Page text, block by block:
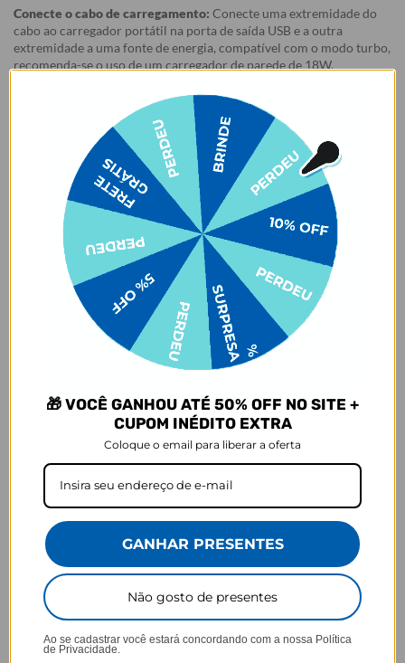
Conecte o cabo de carregamento: Conecte uma extremidade do
cabo ao carregador portátil na porta de saída USB e a outra
extremidade a uma fonte de energia, compatível com o modo turbo,
recomenda-se o uso de um carregador de parede de 18W.
Tempo
estimado
(carga
completa)
Watts
(potência)
Recomendação
5h 42min
5W
5V2.6A
4h 18min
10W
(turbo)
3h 33min 18W
12V1.5A
3h 24min 18W
Nosso carregador portátil oferece um carregamento turbo quando
você o conecta usando o cabo USB-C e uma tomada com mais de
18W. Além disso, ele pode carregar rapidamente até 20W quando
compatível (confira no manual do seu celular).
Verifique as luzes indicadoras:Ao conectar o carregador à uma
fonte de energia, as luzes indicadoras mostram o nível de carga,
indicando que o carregamento está em andamento.
Aguarde o carregamento completo:
Deixe o carregador portátil
carregado.
Desconecte o carregador portátil:
Uma vez que o carregador
portátil esteja completamente carregado, desconecte-o da fonte de
energia. Agora ele está pronto para ser usado para carregar seus
smartphones.
iOS ANDROID
🎁 VOCÊ GANHOU ATÉ 50% OFF NO SITE +
CUPOM INÉDITO EXTRA
Coloque o email para liberar a oferta
GANHAR PRESENTES
Não gosto de presentes
Ao se cadastrar você estará concordando com a nossa Política
de Privacidade.